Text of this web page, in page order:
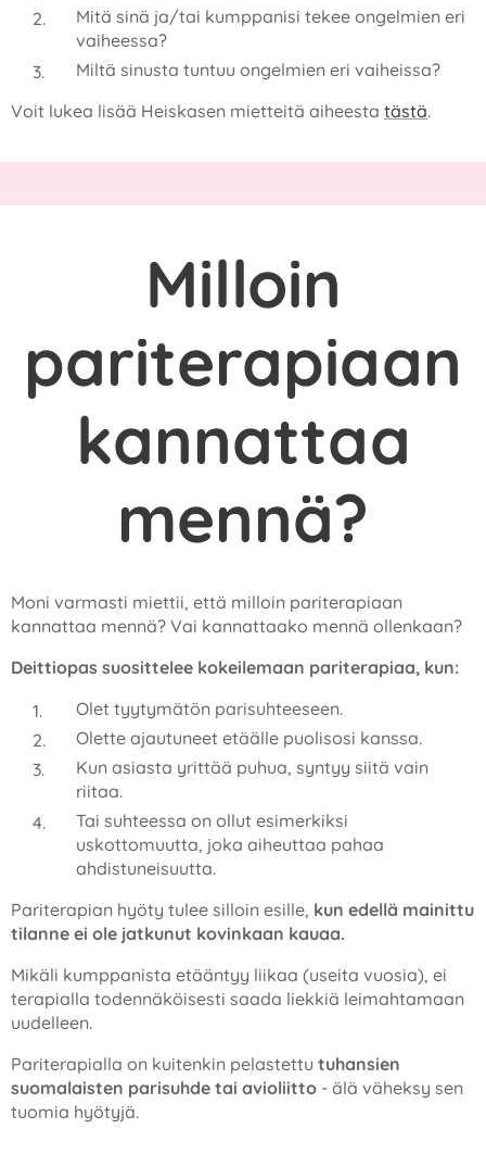
Mitä sinä ja/tai kumppanisi tekee ongelmien eri
vaiheessa?
Miltä sinusta tuntuu ongelmien eri vaiheissa?
Voit lukea lisää Heiskasen mietteitä aiheesta tästä.
Milloin
pariterapiaan
kannattaa
mennä?
Moni varmasti miettii, että milloin pariterapiaan
kannattaa mennä? Vai kannattaako mennä ollenkaan?
Deittiopas suosittelee kokeilemaan pariterapiaa, kun:
Olet tyytymätön parisuhteeseen.
Olette ajautuneet etäälle puolisosi kanssa.
Kun asiasta yrittää puhua, syntyy siitä vain
riitaa.
Tai suhteessa on ollut esimerkiksi
uskottomuutta, joka aiheuttaa pahaa
ahdistuneisuutta.
Pariterapian hyöty tulee silloin esille, kun edellä mainittu
tilanne ei ole jatkunut kovinkaan kauaa.
Mikäli kumppanista etääntyy liikaa (useita vuosia), ei
terapialla todennäköisesti saada liekkiä leimahtamaan
uudelleen.
Pariterapialla on kuitenkin pelastettu tuhansien
suomalaisten parisuhde tai avioliitto - älä väheksy sen
tuomia hyötyjä.